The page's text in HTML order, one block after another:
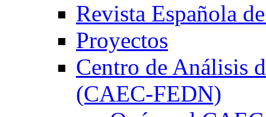
Revista Española
Proyectos
Centro de Análisis
(CAEC-FEDN)